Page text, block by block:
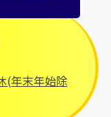
(年末年始除